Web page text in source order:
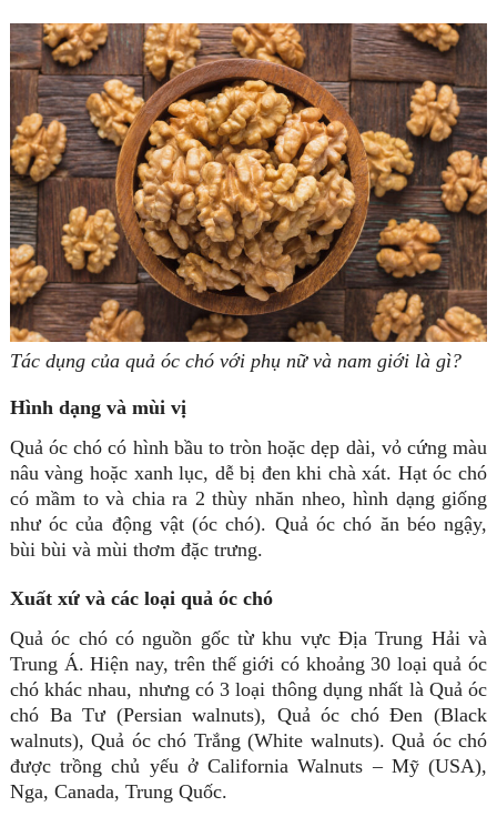
Tác dụng của quả óc chó với phụ nữ và nam giới là gì?
Hình dạng và mùi vị
Quả óc chó có hình bầu to tròn hoặc dẹp dài, vỏ cứng màu
nâu vàng hoặc xanh lục, dễ bị đen khi chà xát. Hạt óc chó
có mầm to và chia ra 2 thùy nhăn nheo, hình dạng giống
như óc của động vật (óc chó). Quả óc chó ăn béo ngậy,
bùi bùi và mùi thơm đặc trưng.
Xuất xứ và các loại quả óc chó
Quả óc chó có nguồn gốc từ khu vực Địa Trung Hải và
Trung Á. Hiện nay, trên thế giới có khoảng 30 loại quả óc
chó khác nhau, nhưng có 3 loại thông dụng nhất là Quả óc
chó Ba Tư (Persian walnuts), Quả óc chó Đen (Black
walnuts), Quả óc chó Trắng (White walnuts). Quả óc chó
được trồng chủ yếu ở California Walnuts – Mỹ (USA),
Nga, Canada, Trung Quốc.